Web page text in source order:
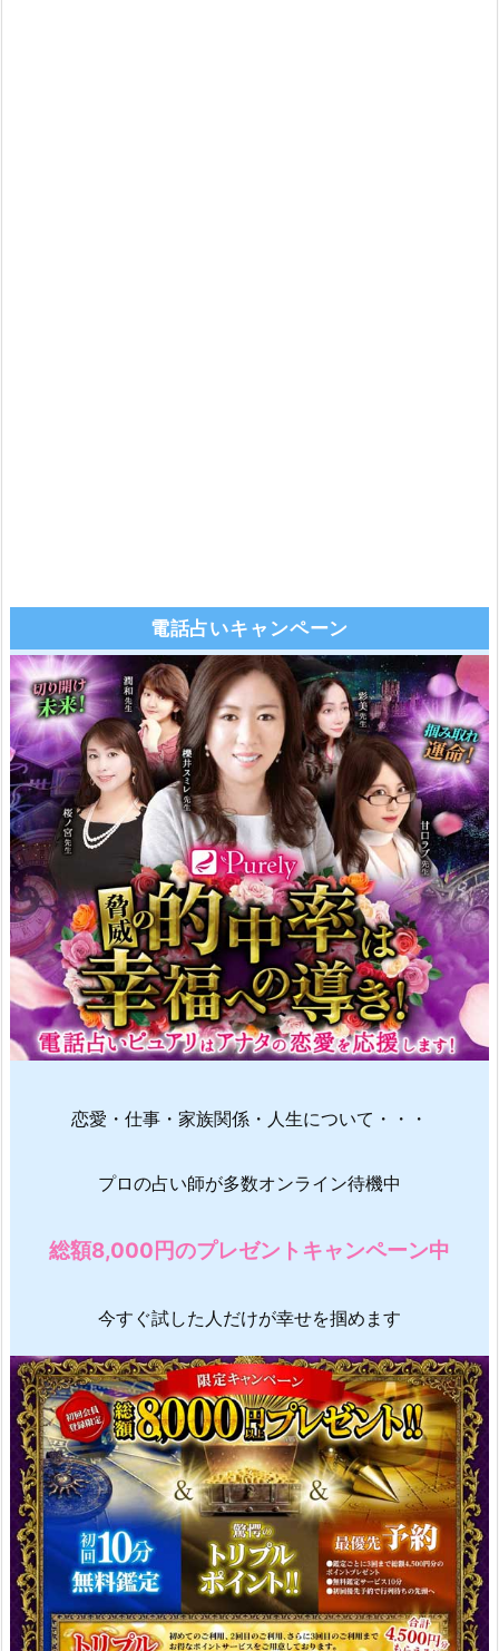
電話占いキャンペーン
恋愛・仕事・家族関係・人生について・・・
プロの占い師が多数オンライン待機中
総額8,000円のプレゼントキャンペーン中
今すぐ試した人だけが幸せを掴めます